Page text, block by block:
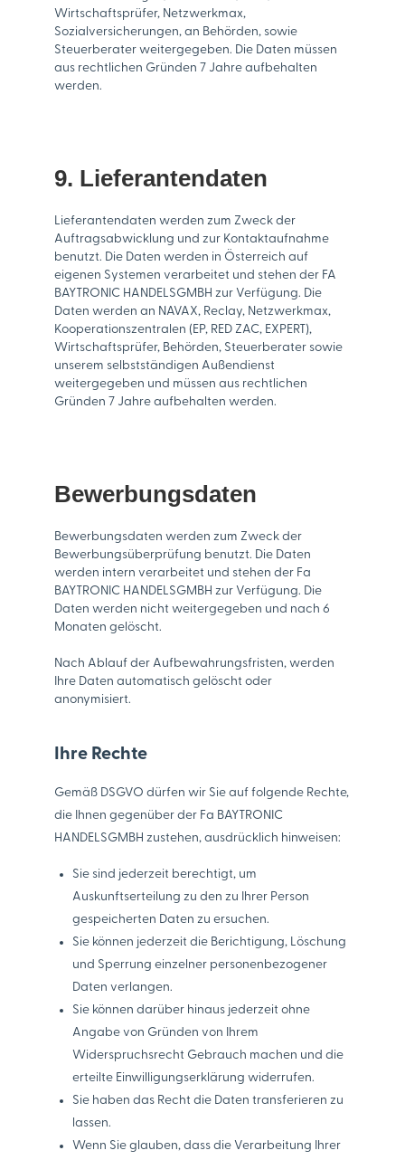
Wirtschaftsprüfer, Netzwerkmax,
Sozialversicherungen, an Behörden, sowie
Steuerberater weitergegeben. Die Daten müssen
aus rechtlichen Gründen 7 Jahre aufbehalten
werden.
9. Lieferantendaten
Lieferantendaten werden zum Zweck der
Auftragsabwicklung und zur Kontaktaufnahme
benutzt. Die Daten werden in Österreich auf
eigenen Systemen verarbeitet und stehen der FA
BAYTRONIC HANDELSGMBH zur Verfügung. Die
Daten werden an NAVAX, Reclay, Netzwerkmax,
Kooperationszentralen (EP, RED ZAC, EXPERT),
Wirtschaftsprüfer, Behörden, Steuerberater sowie
unserem selbstständigen Außendienst
weitergegeben und müssen aus rechtlichen
Gründen 7 Jahre aufbehalten werden.
Bewerbungsdaten
Bewerbungsdaten werden zum Zweck der
Bewerbungsüberprüfung benutzt. Die Daten
werden intern verarbeitet und stehen der Fa
BAYTRONIC HANDELSGMBH zur Verfügung. Die
Daten werden nicht weitergegeben und nach 6
Monaten gelöscht.
Nach Ablauf der Aufbewahrungsfristen, werden
Ihre Daten automatisch gelöscht oder
anonymisiert.
Ihre Rechte
Gemäß DSGVO dürfen wir Sie auf folgende Rechte,
die Ihnen gegenüber der Fa BAYTRONIC
HANDELSGMBH zustehen, ausdrücklich hinweisen:
Sie sind jederzeit berechtigt, um
Auskunftserteilung zu den zu Ihrer Person
gespeicherten Daten zu ersuchen.
Sie können jederzeit die Berichtigung, Löschung
und Sperrung einzelner personenbezogener
Daten verlangen.
Sie können darüber hinaus jederzeit ohne
Angabe von Gründen von Ihrem
Widerspruchsrecht Gebrauch machen und die
erteilte Einwilligungserklärung widerrufen.
Sie haben das Recht die Daten transferieren zu
lassen.
Wenn Sie glauben, dass die Verarbeitung Ihrer